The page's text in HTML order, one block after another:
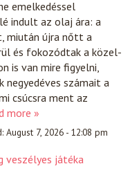
emelkedéssel
indult az olaj ára: a
miután újra nőtt a
és fokozódtak a közel-
is van mire figyelni,
számait a
csúcsra ment az
more »
August 7, 2026 - 12:08 pm
veszélyes játéka